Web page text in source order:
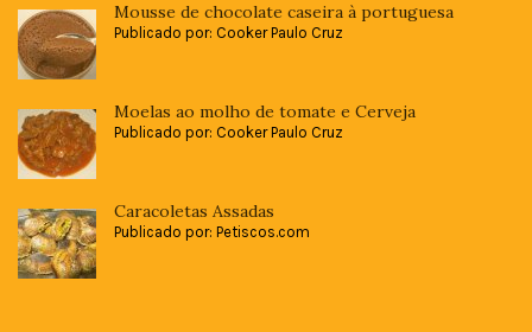
Mousse de chocolate caseira à portuguesa
Publicado por: Cooker Paulo Cruz
Moelas ao molho de tomate e Cerveja
Publicado por: Cooker Paulo Cruz
Caracoletas Assadas
Publicado por: Petiscos.com